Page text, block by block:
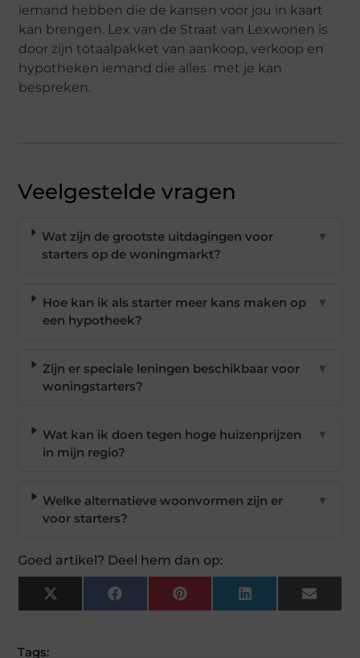
iemand hebben die de kansen voor jou in kaart
kan brengen. Lex van de Straat van Lexwonen is
door zijn totaalpakket van aankoop, verkoop en
hypotheken iemand die alles met je kan
bespreken.
Veelgestelde vragen
Wat zijn de grootste uitdagingen voor
starters op de woningmarkt?
▼
Hoe kan ik als starter meer kans maken op
een hypotheek?
▼
Zijn er speciale leningen beschikbaar voor
woningstarters?
▼
Wat kan ik doen tegen hoge huizenprijzen
in mijn regio?
▼
Welke alternatieve woonvormen zijn er
voor starters?
▼
Goed artikel? Deel hem dan op:
X
(Twitter)
FacebookPinterest LinkedIn Email
Tags: